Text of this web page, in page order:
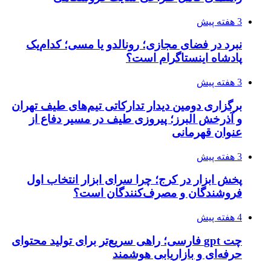
3 هفته پیش
نبرد در فضای مجازی؛ رونالدو یا مسی؛ کدام‌یک
پادشاه اینستاگرام است؟
3 هفته پیش
برگزاری دومین دیدار تدارکاتی تیم‌های طیف تهران
و آذرخش البرز؛ پیروزی طیف در مسیر دفاع از
عنوان قهرمانی
3 هفته پیش
پخش ابزار در کرج؛ چرا سرای ابزار انتخاب اول
فروشندگان و مصرف‌کنندگان است؟
4 هفته پیش
چت gpt فارسی؛ راهی سریع‌تر برای تولید محتوای
حرفه‌ای و بازاریابی هوشمند